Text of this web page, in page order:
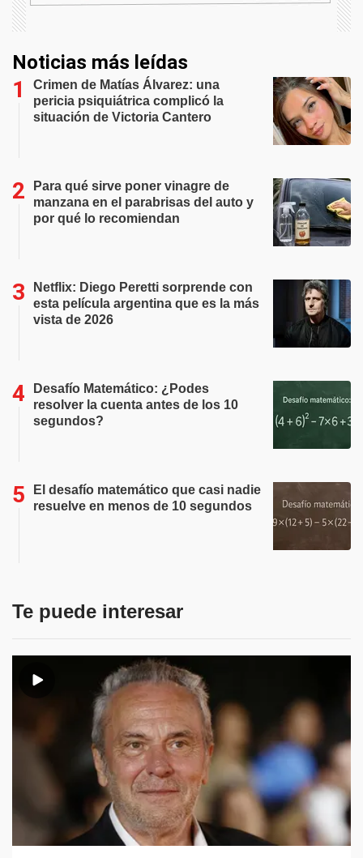
Noticias más leídas
Crimen de Matías Álvarez: una
pericia psiquiátrica complicó la
situación de Victoria Cantero
Para qué sirve poner vinagre de
manzana en el parabrisas del auto y
por qué lo recomiendan
Netflix: Diego Peretti sorprende con
esta película argentina que es la más
vista de 2026
Desafío Matemático: ¿Podes
resolver la cuenta antes de los 10
segundos?
El desafío matemático que casi nadie
resuelve en menos de 10 segundos
Te puede interesar